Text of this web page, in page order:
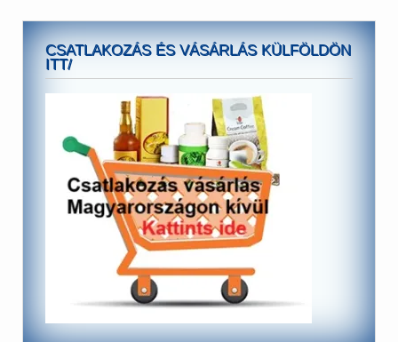
CSATLAKOZÁS ÉS VÁSÁRLÁS KÜLFÖLDÖN
ITT/